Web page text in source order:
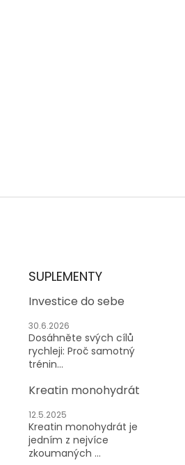
SUPLEMENTY
Investice do sebe
30.6.2026
Dosáhněte svých cílů
rychleji: Proč samotný
trénin...
Kreatin monohydrát
12.5.2025
Kreatin monohydrát je
jedním z nejvíce
zkoumaných ...